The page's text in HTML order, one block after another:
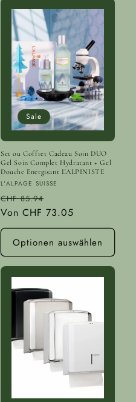
Sale
Set ou Coffret Cadeau Soin DUO
Gel Soin Complet Hydratant + Gel
Douche Energisant L'ALPINISTE
Anbieter:
L'ALPAGE SUISSE
Normaler
Preis
CHF 85.94
Von CHF 73.05
Optionen auswählen